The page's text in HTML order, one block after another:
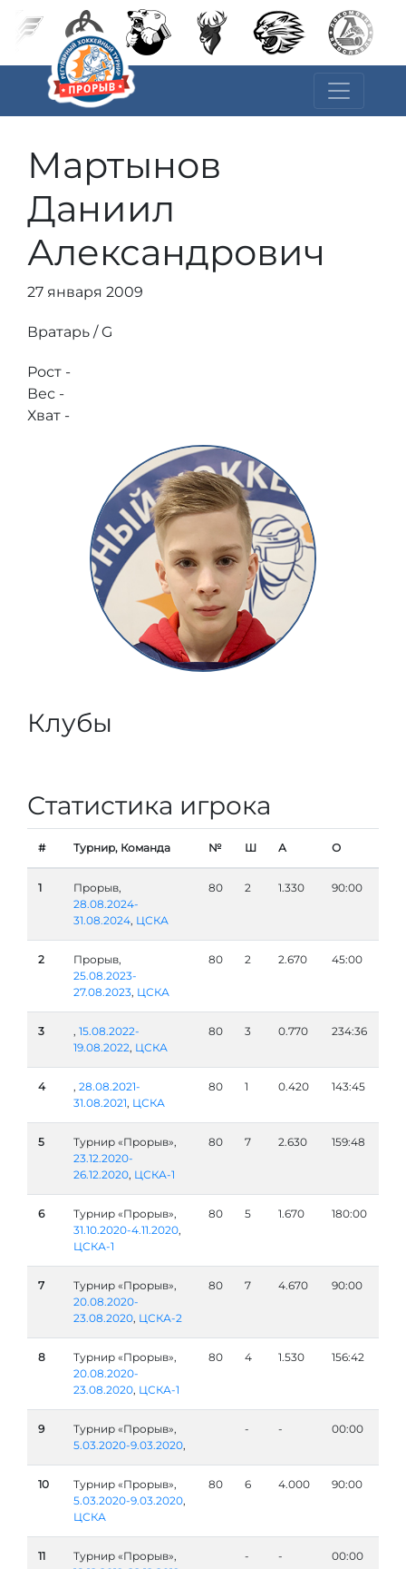
Мартынов
Даниил
Александрович
27 января 2009
Вратарь / G
Рост -
Вес -
Хват -
Клубы
Статистика игрока
# Турнир, Команда № Ш А О
1
Прорыв,
28.08.2024-
31.08.2024, ЦСКА
80 2 1.330 90:00
2
Прорыв,
25.08.2023-
27.08.2023, ЦСКА
80 2 2.670 45:00
3 , 15.08.2022-
19.08.2022, ЦСКА
80 3 0.770 234:36
4 , 28.08.2021-
31.08.2021, ЦСКА
80 1 0.420 143:45
5
Турнир «Прорыв»,
23.12.2020-
26.12.2020, ЦСКА-1
80 7 2.630 159:48
6
Турнир «Прорыв»,
31.10.2020-4.11.2020,
ЦСКА-1
80 5 1.670 180:00
7
Турнир «Прорыв»,
20.08.2020-
23.08.2020, ЦСКА-2
80 7 4.670 90:00
8
Турнир «Прорыв»,
20.08.2020-
23.08.2020, ЦСКА-1
80 4 1.530 156:42
9
Турнир «Прорыв»,
5.03.2020-9.03.2020,
- - 00:00
10
Турнир «Прорыв»,
5.03.2020-9.03.2020,
ЦСКА
80 6 4.000 90:00
11
Турнир «Прорыв»,
- - 00:00